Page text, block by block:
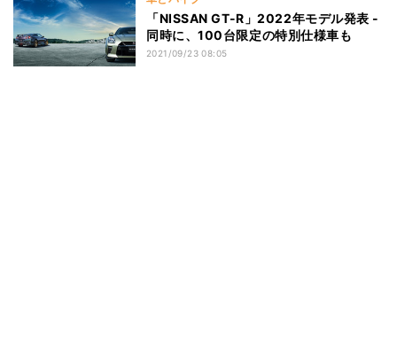
「NISSAN GT-R」2022年モデル発表 -
同時に、100台限定の特別仕様車も
2021/09/23 08:05